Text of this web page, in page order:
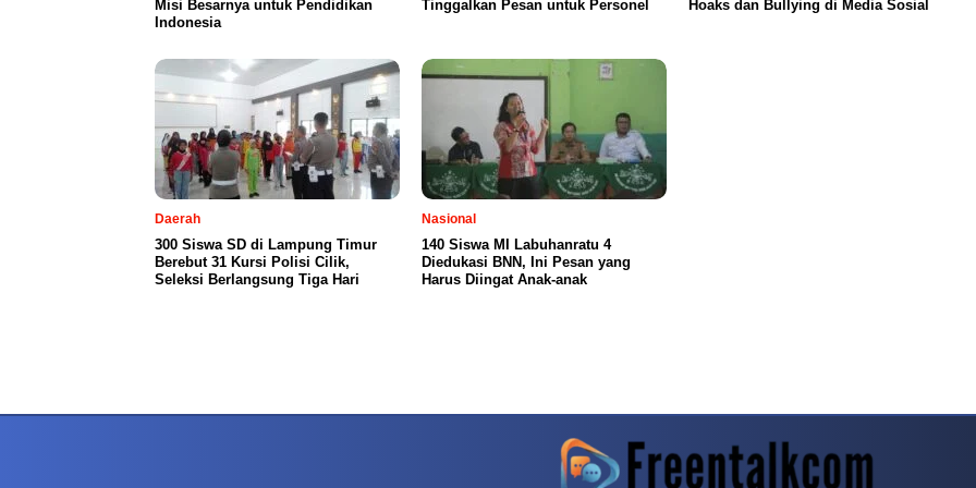
Misi Besarnya untuk Pendidikan
Indonesia
Tinggalkan Pesan untuk Personel
Hoaks dan Bullying di Media Sosial
Daerah
300 Siswa SD di Lampung Timur
Berebut 31 Kursi Polisi Cilik,
Seleksi Berlangsung Tiga Hari
Nasional
140 Siswa MI Labuhanratu 4
Diedukasi BNN, Ini Pesan yang
Harus Diingat Anak-anak
PETIR800 LOGIN PETIR800 Baccarat Dan Evolusi Game Meja Digital Modern Dragon Tiger Menjadi Alternatif Yang Sering Dibahas Komunitas Mahjong